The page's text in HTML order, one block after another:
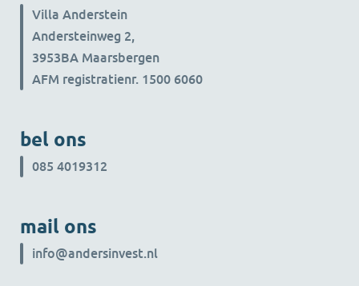
Villa Anderstein
Andersteinweg 2,
3953BA Maarsbergen
AFM registratienr. 1500 6060
bel ons
085 4019312
mail ons
info@andersinvest.nl